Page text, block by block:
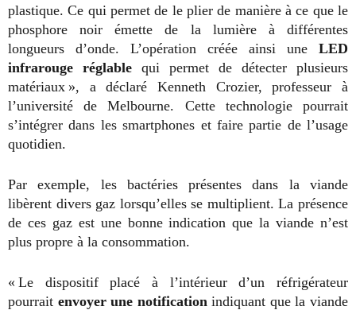
plastique. Ce qui permet de le plier de manière à ce que le
phosphore noir émette de la lumière à différentes
longueurs d’onde. L’opération créée ainsi une LED
infrarouge réglable qui permet de détecter plusieurs
matériaux », a déclaré Kenneth Crozier, professeur à
l’université de Melbourne. Cette technologie pourrait
s’intégrer dans les smartphones et faire partie de l’usage
quotidien.
Par exemple, les bactéries présentes dans la viande
libèrent divers gaz lorsqu’elles se multiplient. La présence
de ces gaz est une bonne indication que la viande n’est
plus propre à la consommation.
« Le dispositif placé à l’intérieur d’un réfrigérateur
pourrait envoyer une notification indiquant que la viande